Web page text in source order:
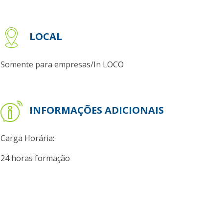
LOCAL
Somente para empresas/In LOCO
INFORMAÇÕES ADICIONAIS
Carga Horária:
24 horas formação